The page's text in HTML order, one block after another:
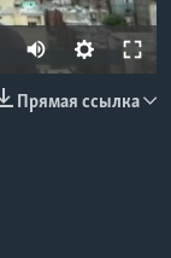
Прямая ссылка